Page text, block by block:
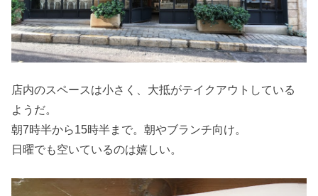
店内のスペースは小さく、大抵がテイクアウトしている
ようだ。
朝7時半から15時半まで。朝やブランチ向け。
日曜でも空いているのは嬉しい。